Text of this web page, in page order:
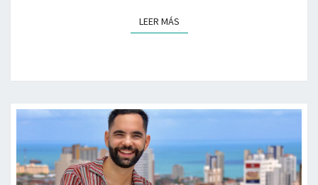
LEER MÁSLEER MÁS